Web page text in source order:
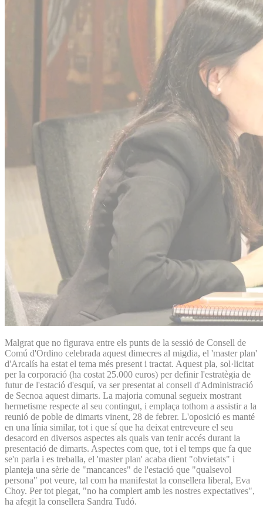
Malgrat que no figurava entre els punts de la sessió de Consell de
Comú d'Ordino celebrada aquest dimecres al migdia, el 'master plan'
d'Arcalís ha estat el tema més present i tractat. Aquest pla, sol·licitat
per la corporació (ha costat 25.000 euros) per definir l'estratègia de
futur de l'estació d'esquí, va ser presentat al consell d'Administració
de Secnoa aquest dimarts. La majoria comunal segueix mostrant
hermetisme respecte al seu contingut, i emplaça tothom a assistir a la
reunió de poble de dimarts vinent, 28 de febrer. L'oposició es manté
en una línia similar, tot i que sí que ha deixat entreveure el seu
desacord en diversos aspectes als quals van tenir accés durant la
presentació de dimarts. Aspectes com que, tot i el temps que fa que
se'n parla i es treballa, el 'master plan' acaba dient "obvietats" i
planteja una sèrie de "mancances" de l'estació que "qualsevol
persona" pot veure, tal com ha manifestat la consellera liberal, Eva
Choy. Per tot plegat, "no ha complert amb les nostres expectatives",
ha afegit la consellera Sandra Tudó.